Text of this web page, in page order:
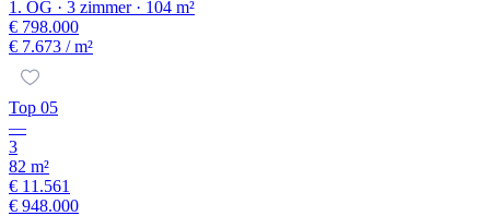
1. OG · 3 zimmer · 104 m²
€ 798.000
€ 7.673 / m²
Top 05
—
3
82 m²
€ 11.561
€ 948.000